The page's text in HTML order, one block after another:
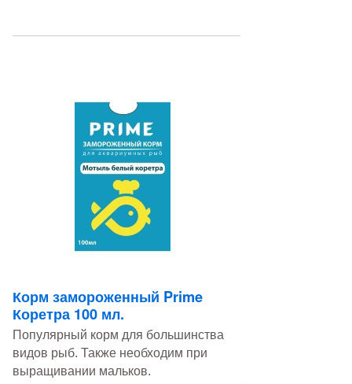
Корм замороженный Prime
Коретра 100 мл.
Популярный корм для большинства
видов рыб. Также необходим при
выращивании мальков.